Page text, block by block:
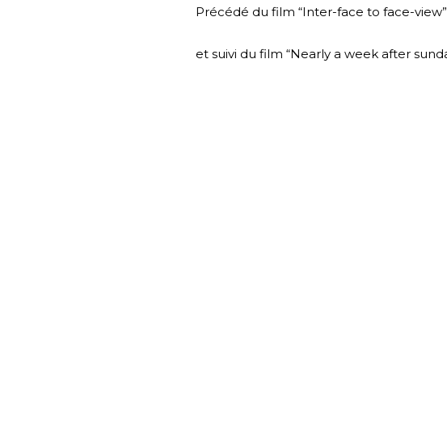
Précédé du film “Inter-face to face-view”
et suivi du film “Nearly a week after